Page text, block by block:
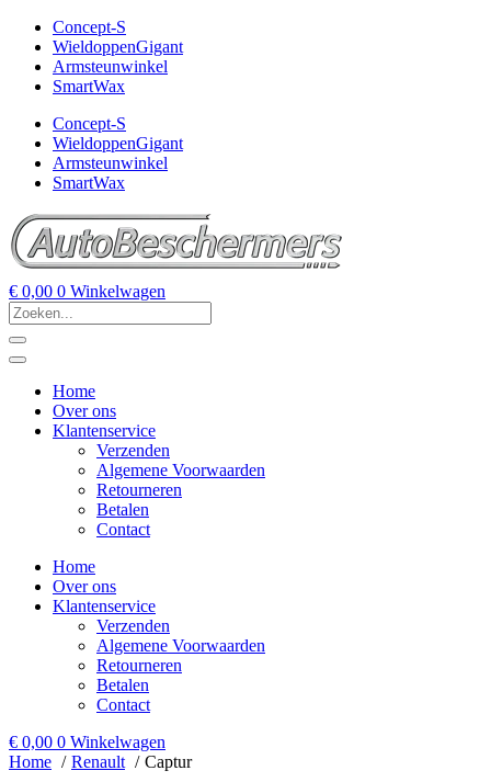
Concept-S
WieldoppenGigant
Armsteunwinkel
SmartWax
Concept-S
WieldoppenGigant
Armsteunwinkel
SmartWax
€ 0,00 0 Winkelwagen
Home
Over ons
Klantenservice
Verzenden
Algemene Voorwaarden
Retourneren
Betalen
Contact
Home
Over ons
Klantenservice
Verzenden
Algemene Voorwaarden
Retourneren
Betalen
Contact
€ 0,00 0 Winkelwagen
Home
Renault Captur